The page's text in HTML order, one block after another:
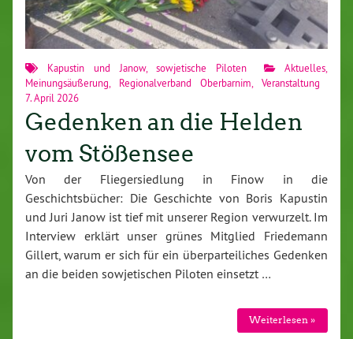
Kapustin und Janow,sowjetische Piloten Aktuelles,
Meinungsäußerung, Regionalverband Oberbarnim, Veranstaltung
7. April 2026
Gedenken an die Helden
vom Stößensee
Von der Fliegersiedlung in Finow in die
Geschichtsbücher: Die Geschichte von Boris Kapustin
und Juri Janow ist tief mit unserer Region verwurzelt. Im
Interview erklärt unser grünes Mitglied Friedemann
Gillert, warum er sich für ein überparteiliches Gedenken
an die beiden sowjetischen Piloten einsetzt …
Weiterlesen »